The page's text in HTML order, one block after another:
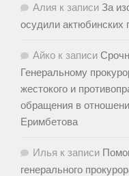
Алия к записи За
осудили актюбинских
Айко к записи
Генеральному
жестокого и
обращения в
Еримбетова
Илья к записи
генерального